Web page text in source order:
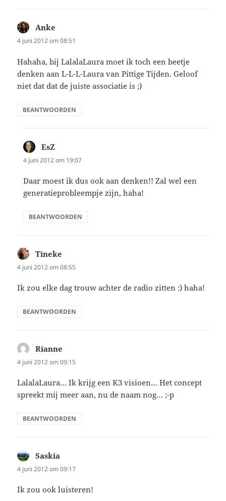
Anke
4 juni 2012 om 08:51
Hahaha, bij LalalaLaura moet ik toch een beetje
denken aan L-L-L-Laura van Pittige Tijden. Geloof
niet dat dat de juiste associatie is ;)
BEANTWOORDEN
EsZ
4 juni 2012 om 19:07
Daar moest ik dus ook aan denken!! Zal wel een
generatieprobleempje zijn, haha!
BEANTWOORDEN
Tineke
4 juni 2012 om 08:55
Ik zou elke dag trouw achter de radio zitten :) haha!
BEANTWOORDEN
Rianne
4 juni 2012 om 09:15
LalalaLaura… Ik krijg een K3 visioen… Het concept
spreekt mij meer aan, nu de naam nog… ;-p
BEANTWOORDEN
Saskia
4 juni 2012 om 09:17
Ik zou ook luisteren!